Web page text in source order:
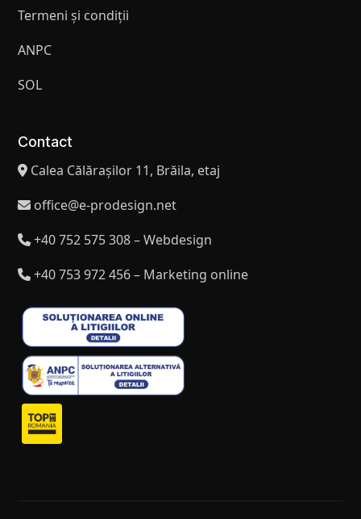
Termeni și condiții
ANPC
SOL
Contact
Calea Călărașilor 11, Brăila, etaj
office@e-prodesign.net
+40 752 575 308 – Webdesign
+40 753 972 456 – Marketing online